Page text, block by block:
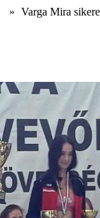
» Varga Mira sikere